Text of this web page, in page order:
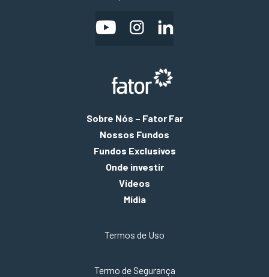
Sobre Nós – Fator Far
Nossos Fundos
Fundos Exclusivos
Onde investir
Vídeos
Mídia
Termos de Uso
Termo de Segurança